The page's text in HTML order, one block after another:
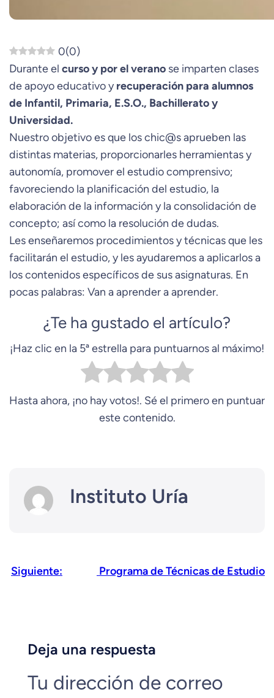
0(0)
Durante el curso y por el verano se imparten clases
de apoyo educativo yrecuperación para alumnos
de Infantil, Primaria, E.S.O., Bachillerato y
Universidad.
Nuestro objetivo es que los chic@s aprueben las
distintas materias, proporcionarles herramientas y
autonomía, promover el estudio comprensivo;
favoreciendo la planificación del estudio, la
elaboración de la información y la consolidación de
concepto; así como la resolución de dudas.
Les enseñaremos procedimientos y técnicas que les
facilitarán el estudio, y les ayudaremos a aplicarlos a
los contenidos específicos de sus asignaturas. En
pocas palabras: Van a aprender a aprender.
¿Te ha gustado el artículo?
¡Haz clic en la 5ª estrella para puntuarnos al máximo!
Hasta ahora, ¡no hay votos!. Sé el primero en puntuar
este contenido.
Instituto Uría
Siguiente: Programa de Técnicas de Estudio
Deja una respuesta
Tu dirección de correo